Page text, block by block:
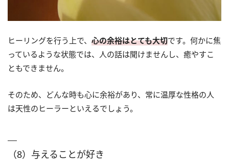
ヒーリングを行う上で、 心の余裕はとても大切です。何かに焦
っているような状態では、人の話は聞けませんし、癒やすこ
ともできません。
そのため、どんな時も心に余裕があり、常に温厚な性格の人
は天性のヒーラーといえるでしょう。
（8）与えることが好き